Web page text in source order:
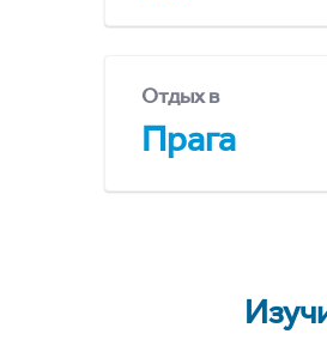
Отдых в
Прага